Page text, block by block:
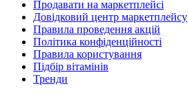
Продавати на маркетплейсі
Довідковий центр маркетплейсу
Правила проведення акцій
Політика конфіденційності
Правила користування
Підбір вітамінів
Тренди